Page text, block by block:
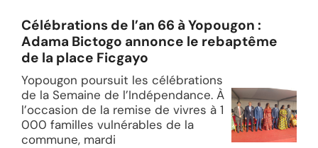
Célébrations de l’an 66 à Yopougon :
Adama Bictogo annonce le rebaptême
de la place Ficgayo
Yopougon poursuit les célébrations
de la Semaine de l’Indépendance. À
l’occasion de la remise de vivres à 1
000 familles vulnérables de la
commune, mardi